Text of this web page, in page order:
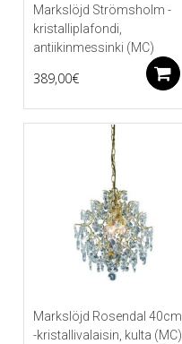
Markslöjd Strömsholm -
kristalliplafondi,
antiikinmessinki (MC)
389,00€
Markslöjd Rosendal 40cm
-kristallivalaisin, kulta (MC)